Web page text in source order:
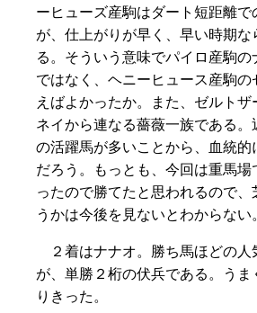
ーヒューズ産駒はダート短距離
が、仕上がりが早く、早い時期
る。そういう意味でパイロ産駒
ではなく、ヘニーヒュース産駒の
えばよかったか。また、ゼルト
ネイから連なる薔薇一族である
の活躍馬が多いことから、血統
だろう。もっとも、今回は重馬
ったので勝てたと思われるので
うかは今後を見ないとわからない。
２着はナナオ。勝ち馬ほどの人
が、単勝２桁の伏兵である。う
りきった。